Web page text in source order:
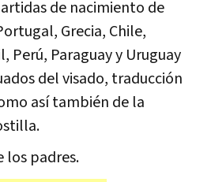
de nacimiento de
Grecia, Chile,
Perú, Paraguay y Uruguay
del visado, traducción
así también de la
los padres.